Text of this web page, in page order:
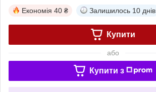
Економія 40 ₴ Залишилось 10 днів
Купити
або
Купити з